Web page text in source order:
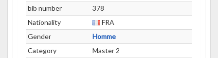
bib number
378
Nationality
FRA
Gender
Homme
Category
Master 2